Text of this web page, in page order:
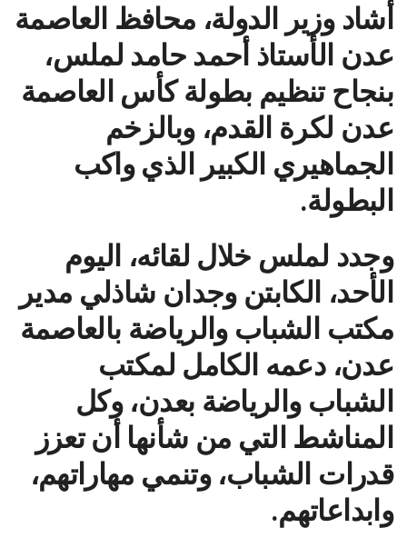
أشاد وزير الدولة، محافظ العاصمة
عدن الأستاذ أحمد حامد لملس،
بنجاح تنظيم بطولة كأس العاصمة
عدن لكرة القدم، وبالزخم
الجماهيري الكبير الذي واكب
البطولة.
وجدد لملس خلال لقائه، اليوم
الأحد، الكابتن وجدان شاذلي مدير
مكتب الشباب والرياضة بالعاصمة
عدن، دعمه الكامل لمكتب
الشباب والرياضة بعدن، وكل
المناشط التي من شأنها أن تعزز
قدرات الشباب، وتنمي مهاراتهم،
وابداعاتهم.